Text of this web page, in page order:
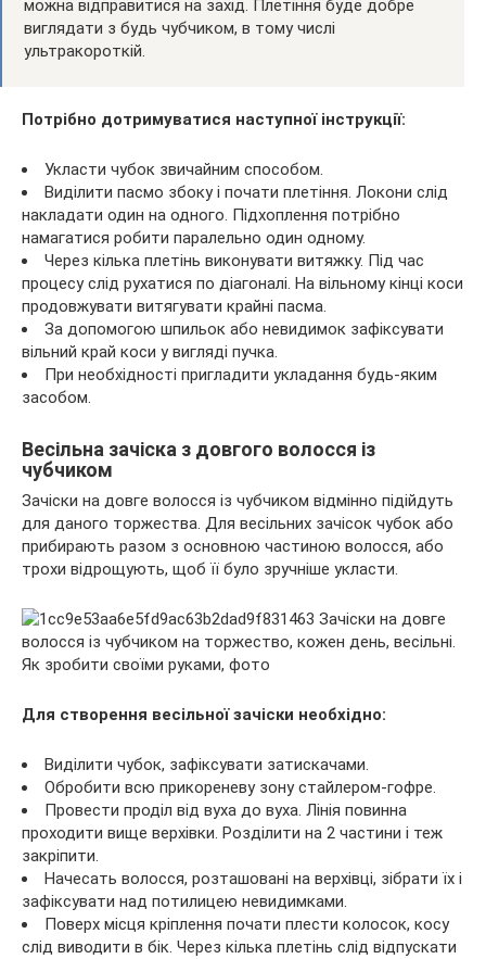
можна відправитися на захід. Плетіння буде добре
виглядати з будь чубчиком, в тому числі
ультракороткій.
Потрібно дотримуватися наступної інструкції:
Укласти чубок звичайним способом.
Виділити пасмо збоку і почати плетіння. Локони слід
накладати один на одного. Підхоплення потрібно
намагатися робити паралельно один одному.
Через кілька плетінь виконувати витяжку. Під час
процесу слід рухатися по діагоналі. На вільному кінці коси
продовжувати витягувати крайні пасма.
За допомогою шпильок або невидимок зафіксувати
вільний край коси у вигляді пучка.
При необхідності пригладити укладання будь-яким
засобом.
Весільна зачіска з довгого волосся із
чубчиком
Зачіски на довге волосся із чубчиком відмінно підійдуть
для даного торжества. Для весільних зачісок чубок або
прибирають разом з основною частиною волосся, або
трохи відрощують, щоб її було зручніше укласти.
Для створення весільної зачіски необхідно:
Виділити чубок, зафіксувати затискачами.
Обробити всю прикореневу зону стайлером-гофре.
Провести проділ від вуха до вуха. Лінія повинна
проходити вище верхівки. Розділити на 2 частини і теж
закріпити.
Начесать волосся, розташовані на верхівці, зібрати їх і
зафіксувати над потилицею невидимками.
Поверх місця кріплення почати плести колосок, косу
слід виводити в бік. Через кілька плетінь слід відпускати